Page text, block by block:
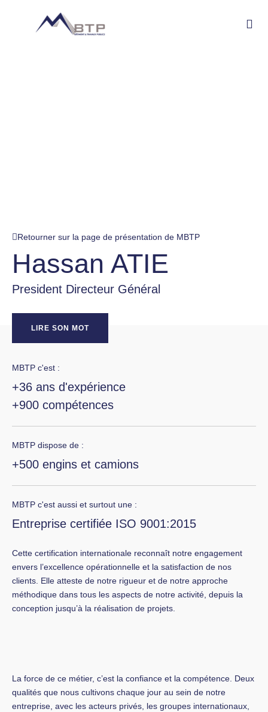
Retourner sur la page de présentation de MBTP
Hassan ATIE
President Directeur Général
LIRE SON MOT
MBTP c'est :
+36 ans d'expérience
+900 compétences
MBTP dispose de :
+500 engins et camions
MBTP c'est aussi et surtout une :
Entreprise certifiée ISO 9001:2015
Cette certification internationale reconnaît notre engagement
envers l’excellence opérationnelle et la satisfaction de nos
clients. Elle atteste de notre rigueur et de notre approche
méthodique dans tous les aspects de notre activité, depuis la
conception jusqu’à la réalisation de projets.
La force de ce métier, c’est la confiance et la compétence. Deux
qualités que nous cultivons chaque jour au sein de notre
entreprise, avec les acteurs privés, les groupes internationaux,